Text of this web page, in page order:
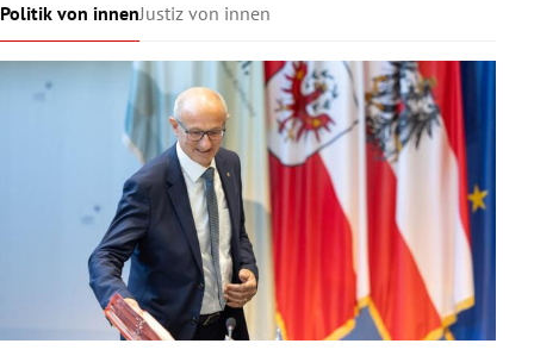
Politik von innenJustiz von innen